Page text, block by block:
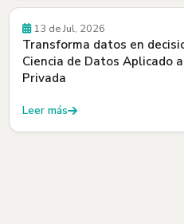
Beneficios
13 de Jul, 2026
Transforma datos en
Ciencia de Datos Aplicado
Privada
Leer más